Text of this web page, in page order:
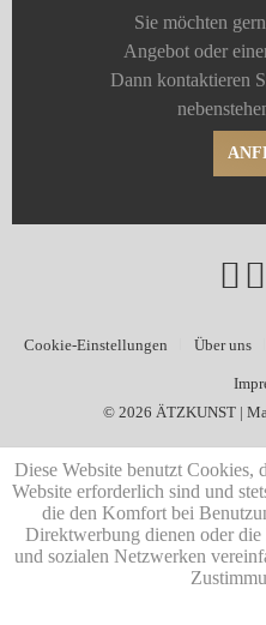
Sie möchten
Angebot oder
Dann kontaktieren
Cookie-Einstellungen Über uns
© 2026 ÄTZKUNST |
Diese Website benutzt Cookies,
Website erforderlich sind und
die den Komfort bei
Direktwerbung dienen oder
und sozialen Netzwerken